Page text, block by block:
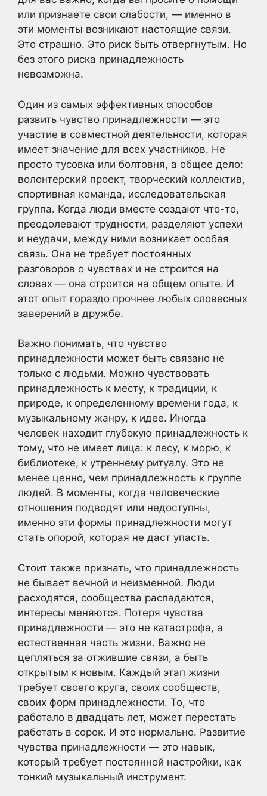
или признаете свои слабости, — именно в
эти моменты возникают настоящие связи.
Это страшно. Это риск быть отвергнутым. Но
без этого риска принадлежность
невозможна.
Один из самых эффективных способов
развить чувство принадлежности — это
участие в совместной деятельности, которая
имеет значение для всех участников. Не
просто тусовка или болтовня, а общее дело:
волонтерский проект, творческий коллектив,
спортивная команда, исследовательская
группа. Когда люди вместе создают что-то,
преодолевают трудности, разделяют успехи
и неудачи, между ними возникает особая
связь. Она не требует постоянных
разговоров о чувствах и не строится на
словах — она строится на общем опыте. И
этот опыт гораздо прочнее любых словесных
заверений в дружбе.
Важно понимать, что чувство
принадлежности может быть связано не
только с людьми. Можно чувствовать
принадлежность к месту, к традиции, к
природе, к определенному времени года, к
музыкальному жанру, к идее. Иногда
человек находит глубокую принадлежность к
тому, что не имеет лица: к лесу, к морю, к
библиотеке, к утреннему ритуалу. Это не
менее ценно, чем принадлежность к группе
людей. В моменты, когда человеческие
отношения подводят или недоступны,
именно эти формы принадлежности могут
стать опорой, которая не даст упасть.
Стоит также признать, что принадлежность
не бывает вечной и неизменной. Люди
расходятся, сообщества распадаются,
интересы меняются. Потеря чувства
принадлежности — это не катастрофа, а
естественная часть жизни. Важно не
цепляться за отжившие связи, а быть
открытым к новым. Каждый этап жизни
требует своего круга, своих сообществ,
своих форм принадлежности. То, что
работало в двадцать лет, может перестать
работать в сорок. И это нормально. Развитие
чувства принадлежности — это навык,
который требует постоянной настройки, как
тонкий музыкальный инструмент.